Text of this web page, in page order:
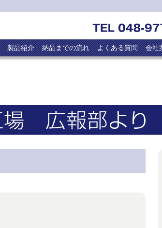
製品紹介 納品までの流れ よくある質問 会社